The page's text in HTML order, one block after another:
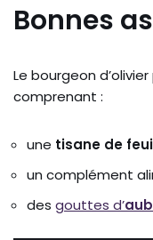
Bonnes
Le bourgeon
comprenant :
une tisane de
un complément
des gouttes d’